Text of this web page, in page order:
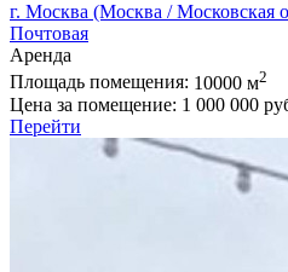
г. Москва (Москва / Московская
Почтовая
Аренда
Площадь помещения: 10000 м2
Цена за помещение: 1 000 000
Перейти